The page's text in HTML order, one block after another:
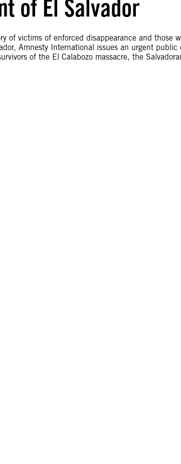
of El Salvador
of victims of enforced disappearance and those
Amnesty International issues an urgent
of the El Calabozo massacre, the